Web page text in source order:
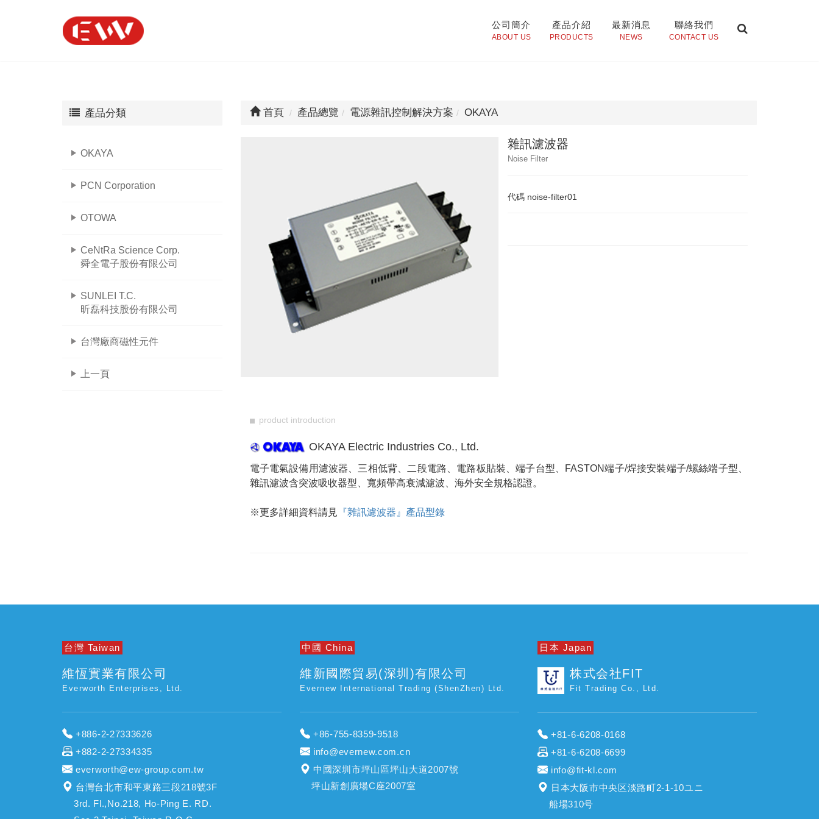
公司簡介
ABOUT US
產品介紹
PRODUCTS
最新消息
NEWS
聯絡我們
CONTACT US
產品分類
OKAYA
PCN Corporation
OTOWA
CeNtRa Science Corp.
舜全電子股份有限公司
SUNLEI T.C.
昕磊科技股份有限公司
台灣廠商磁性元件
上一頁
首頁 產品總覽 電源雜訊控制解決方案 OKAYA
雜訊濾波器
Noise Filter
代碼 noise-filter01
product introduction
OKAYA Electric Industries Co., Ltd.
電子電氣設備用濾波器、三相低背、二段電路、電路板貼裝、端子台型、FASTON端子/焊接安裝端子/螺絲端子型、
雜訊濾波含突波吸收器型、寬頻帶高衰減濾波、海外安全規格認證。
※更多詳細資料請見 『雜訊濾波器』產品型錄
台灣 Taiwan
維恆實業有限公司
Everworth Enterprises, Ltd.
+886-2-27333626
+882-2-27334335
everworth@ew-group.com.tw
台灣台北市和平東路三段218號3F
3rd. Fl.,No.218, Ho-Ping E. RD.
中國 China
維新國際貿易(深圳)有限公司
Evernew International Trading (ShenZhen) Ltd.
+86-755-8359-9518
info@evernew.com.cn
中國深圳市坪山區坪山大道2007號
坪山新創廣場C座2007室
日本 Japan
株式会社FIT
Fit Trading Co., Ltd.
+81-6-6208-0168
+81-6-6208-6699
info@fit-kl.com
日本大阪市中央区淡路町2-1-10ユニ
船場310号